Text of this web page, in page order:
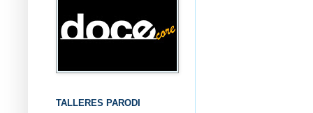
TALLERES PARODI